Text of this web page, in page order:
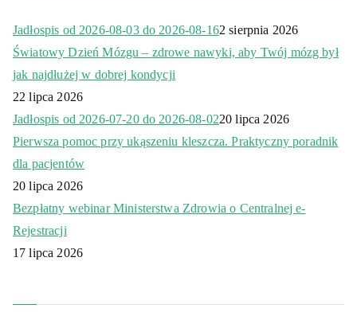
Jadłospis od 2026-08-03 do 2026-08-162 sierpnia 2026
Światowy Dzień Mózgu – zdrowe nawyki, aby Twój mózg był
jak najdłużej w dobrej kondycji
22 lipca 2026
Jadłospis od 2026-07-20 do 2026-08-0220 lipca 2026
Pierwsza pomoc przy ukąszeniu kleszcza. Praktyczny poradnik
dla pacjentów
20 lipca 2026
Bezpłatny webinar Ministerstwa Zdrowia o Centralnej e-
Rejestracji
17 lipca 2026